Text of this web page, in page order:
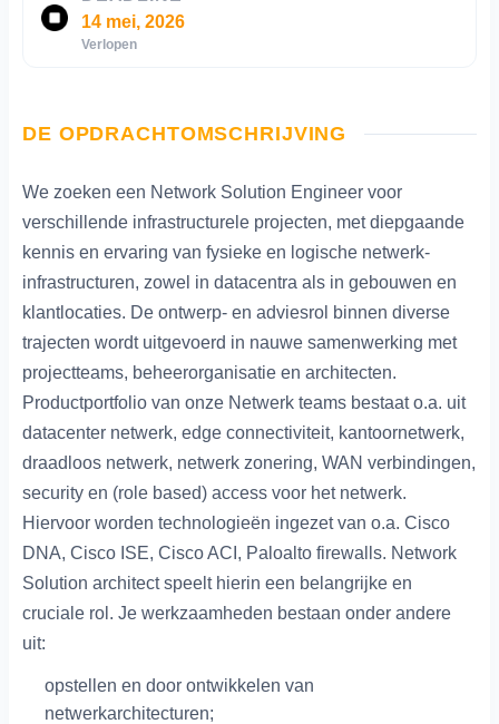
14 mei, 2026
Verlopen
DE OPDRACHTOMSCHRIJVING
We zoeken een Network Solution Engineer voor
verschillende infrastructurele projecten, met diepgaande
kennis en ervaring van fysieke en logische netwerk-
infrastructuren, zowel in datacentra als in gebouwen en
klantlocaties. De ontwerp- en adviesrol binnen diverse
trajecten wordt uitgevoerd in nauwe samenwerking met
projectteams, beheerorganisatie en architecten.
Productportfolio van onze Netwerk teams bestaat o.a. uit
datacenter netwerk, edge connectiviteit, kantoornetwerk,
draadloos netwerk, netwerk zonering, WAN verbindingen,
security en (role based) access voor het netwerk.
Hiervoor worden technologieën ingezet van o.a. Cisco
DNA, Cisco ISE, Cisco ACI, Paloalto firewalls. Network
Solution architect speelt hierin een belangrijke en
cruciale rol. Je werkzaamheden bestaan onder andere
uit:
opstellen en door ontwikkelen van
netwerkarchitecturen;